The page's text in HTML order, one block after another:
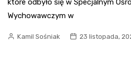
Wychowawczym w
Kamil Sośniak 23 listopada,